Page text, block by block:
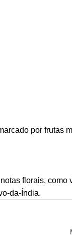
por frutas
florais,
da-Índia.